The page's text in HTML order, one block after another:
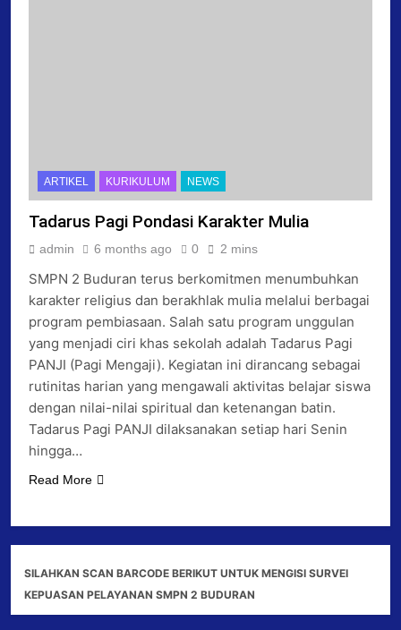
ARTIKEL KURIKULUM NEWS
Tadarus Pagi Pondasi Karakter Mulia
admin 6 months ago 0 2 mins
SMPN 2 Buduran terus berkomitmen menumbuhkan
karakter religius dan berakhlak mulia melalui berbagai
program pembiasaan. Salah satu program unggulan
yang menjadi ciri khas sekolah adalah Tadarus Pagi
PANJI (Pagi Mengaji). Kegiatan ini dirancang sebagai
rutinitas harian yang mengawali aktivitas belajar siswa
dengan nilai-nilai spiritual dan ketenangan batin.
Tadarus Pagi PANJI dilaksanakan setiap hari Senin
hingga…
Read More
SILAHKAN SCAN BARCODE BERIKUT UNTUK MENGISI SURVEI
KEPUASAN PELAYANAN SMPN 2 BUDURAN